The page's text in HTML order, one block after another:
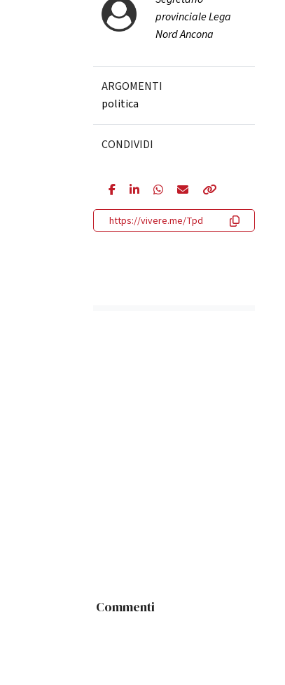
provinciale Lega
Nord Ancona
ARGOMENTI
politica
CONDIVIDI
https://vivere.me/Tpd
Commenti